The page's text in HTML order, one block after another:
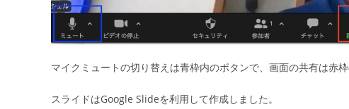
マイクミュートの切り替えは青枠内のボタンで、画面の共有は赤
スライドはGoogle Slideを利用して作成しました。